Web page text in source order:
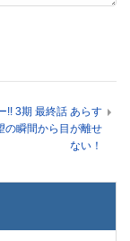
!! 3期 最終話 あらす
の瞬間から目が離せ
ない！